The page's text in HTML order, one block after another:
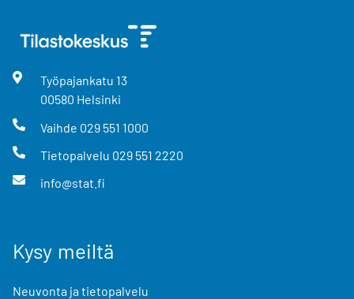
Työpajankatu 13
00580 Helsinki
Vaihde 029 551 1000
Tietopalvelu 029 551 2220
info@stat.fi
Kysy meiltä
Neuvonta ja tietopalvelu